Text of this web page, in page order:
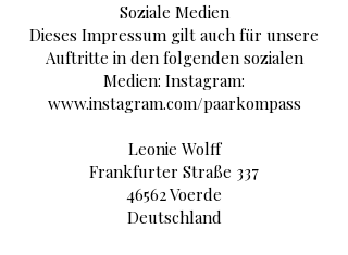
Soziale Medien
Dieses Impressum gilt auch für unsere
Auftritte in den folgenden sozialen
Medien: Instagram:
www.instagram.com/paarkompass
Leonie Wolff
Frankfurter Straße 337
46562 Voerde
Deutschland